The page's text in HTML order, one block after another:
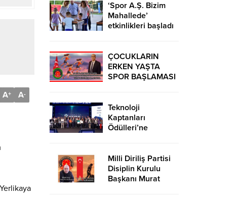
A+ A-
‘Spor A.Ş. Bizim
Mahallede’
etkinlikleri başladı
ÇOCUKLARIN
ERKEN YAŞTA
SPOR BAŞLAMASI
UZAK TUTUMUŞ
OLACAKTIR
Teknoloji
Kaptanları
Ödülleri’ne
Milli Diriliş Partisi
Disiplin Kurulu
Başkanı Murat